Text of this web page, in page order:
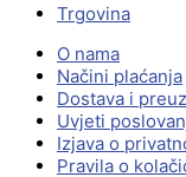
Trgovina
O nama
Načini plaćanja
Dostava i
Uvjeti
Izjava o
Pravila o